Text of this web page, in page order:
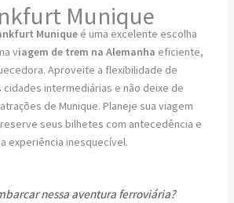
Munique
Muniqueé uma excelente escolha
viagem de trem na Alemanha eficiente,
Aproveite a flexibilidade de
intermediárias e não deixe de
de Munique. Planeje sua viagem
seus bilhetes com antecedência e
experiência inesquecível.
nessa aventura ferroviária?